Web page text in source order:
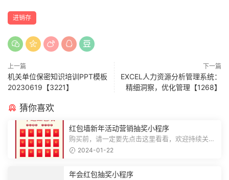
进销存
上一篇
机关单位保密知识培训PPT模板
20230619【3221】
下一篇
EXCEL人力资源分析管理系统：
精细洞察，优化管理【1268】
猜你喜欢
红包墙新年活动营销抽奖小程序
购买前，请一定要先点击这里看看，欢迎持续关
注，精彩模板每天推送预览结束，需要...
2024-01-22
年会红包抽奖小程序